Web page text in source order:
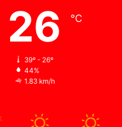
26 ℃
39º - 26º
44%
1.83 km/h